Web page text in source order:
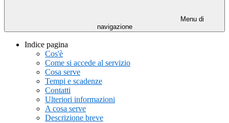
Menu di
navigazione
Indice pagina
Cos'è
Come si accede al servizio
Cosa serve
Tempi e scadenze
Contatti
Ulteriori informazioni
A cosa serve
Descrizione breve